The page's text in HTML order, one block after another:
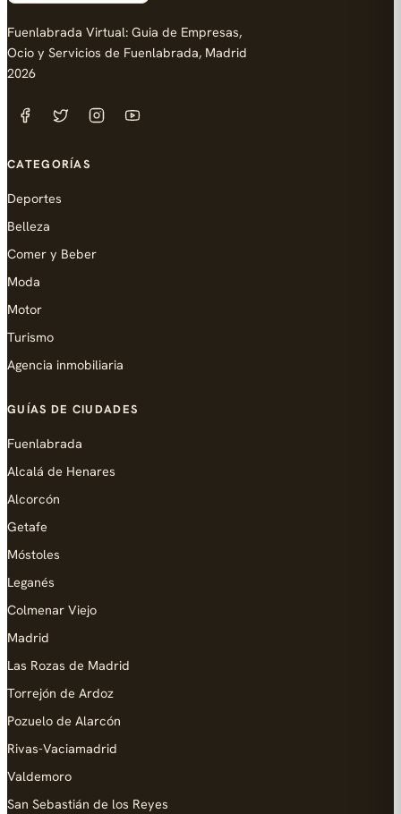
Fuenlabrada Virtual: Guia de Empresas,
Ocio y Servicios de Fuenlabrada, Madrid
2026
CATEGORÍAS
Deportes
Belleza
Comer y Beber
Moda
Motor
Turismo
Agencia inmobiliaria
GUÍAS DE CIUDADES
Fuenlabrada
Alcalá de Henares
Alcorcón
Getafe
Móstoles
Leganés
Colmenar Viejo
Madrid
Las Rozas de Madrid
Torrejón de Ardoz
Pozuelo de Alarcón
Rivas-Vaciamadrid
Valdemoro
San Sebastián de los Reyes